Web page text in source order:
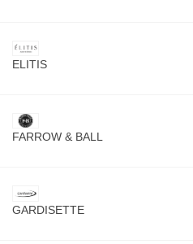
ELITIS
FARROW & BALL
GARDISETTE